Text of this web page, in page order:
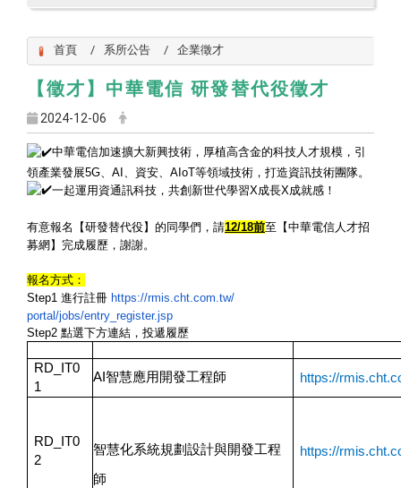
首頁 系所公告 企業徵才
【徵才】中華電信 研發替代役徵才
2024-12-06
中華電信加速擴大新興技術，厚植高含金的科技人才規模， 引
領產業發展5G、AI、資安、AIoT等領域技術， 打造資訊技術團隊。
一起運用資通訊科技，共創新世代學習X成長X成就感！
有意報名【研發替代役】的同學們，請12/18前至【中華電信人才招
募網】完成履歷，謝謝。
報名方式：
Step1 進行註冊 https://rmis.cht.com.tw/
portal/jobs/entry_register.jsp
Step2 點選下方連結，投遞履歷
RD_IT0
1
AI 智慧應用開發工程師 https://
RD_IT0
2
智慧化系統規劃設計與開發工程
師
https://